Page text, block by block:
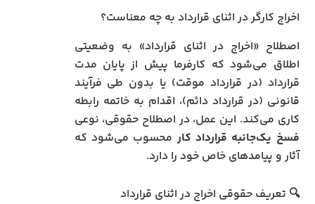
اخراج کارگر در اثنای قرارداد به چه معناست؟
اصطلاح «اخراج در اثنای قرارداد» به وضعیتی
اطلاق می‌شود که کارفرما پیش از پایان مدت
قرارداد (در قرارداد موقت) یا بدون طی فرآیند
قانونی (در قرارداد دائم)، اقدام به خاتمه رابطه
کاری می‌کند. این عمل، در اصطلاح حقوقی، نوعی
فسخ یک‌جانبه قرارداد کار محسوب می‌شود که
آثار و پیامدهای خاص خود را دارد.
🔍 تعریف حقوقی اخراج در اثنای قرارداد